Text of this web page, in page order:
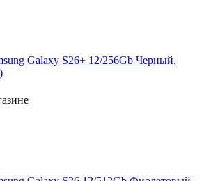
Galaxy S26+ 12/256Gb Черный,